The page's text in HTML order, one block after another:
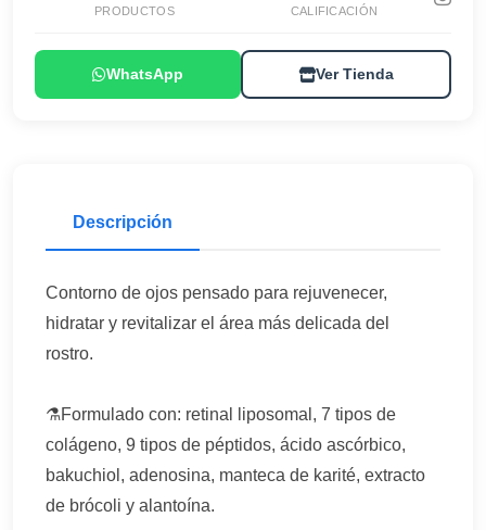
PRODUCTOS CALIFICACIÓN
WhatsApp Ver Tienda
Descripción
Contorno de ojos pensado para rejuvenecer,
hidratar y revitalizar el área más delicada del
rostro.
⚗️Formulado con: retinal liposomal, 7 tipos de
colágeno, 9 tipos de péptidos, ácido ascórbico,
bakuchiol, adenosina, manteca de karité, extracto
de brócoli y alantoína.